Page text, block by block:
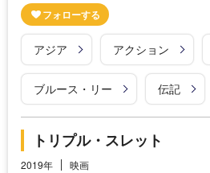
アジア アクション
ブルース・リー 伝記
トリプル・スレット
2019年
映画